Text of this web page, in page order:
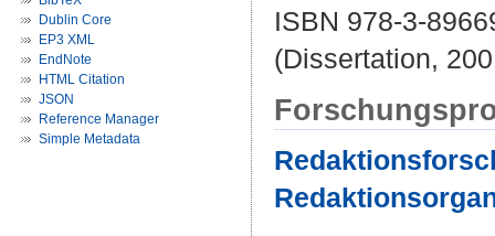
Dublin Core
EP3 XML
EndNote
HTML Citation
JSON
Reference Manager
Simple Metadata
ISBN 978-3-
(Dissertation,